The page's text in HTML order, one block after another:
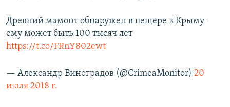
Древний мамонт обнаружен в пещере в Крыму -
ему может быть 100 тысяч лет
https://t.co/FRnY802ewt
— Александр Виноградов (@CrimeaMonitor) 20
июля 2018 г.